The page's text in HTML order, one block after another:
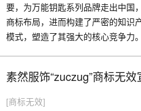
要，为万能钥匙系列品牌走出中国
商标布局，进而构建了严密的知识
模式，塑造了其强大的核心竞争力。
素然服饰“zuczug”商标无效
[商标无效]